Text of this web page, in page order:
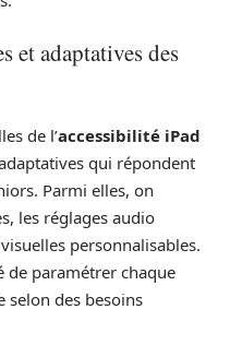
et adaptatives des
de l’accessibilité iPad
qui répondent
Parmi elles, on
les réglages audio
personnalisables.
de paramétrer chaque
des besoins